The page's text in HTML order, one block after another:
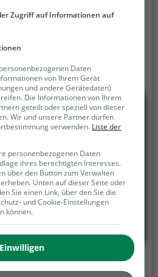
und vielem mehr ist
dabei.
sind ein tolles Ausflugsziel für
in der überdachten Halle
Schnee oder extremer Hitze
Inn eignet sich außerdem
Kindergeburtstag zu
abwechslungsreichen
dem Geburtstagskind, noch
Zugriff auf Informationen auf
Daten
von Ihrem Gerät
und andere Gerätedaten)
Die Informationen von Ihrem
geteilt oder speziell von dieser
Wir und unsere Partner dürfen
verwenden. Liste der
personenbezogenen Daten
ihres berechtigten Interesses.
über den Button zum Verwalten
Unten auf dieser Seite oder
Sie einen Link, über den Sie die
und Cookie-Einstellungen
können.
Einwilligen